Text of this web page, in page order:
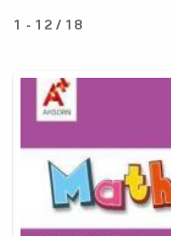
1 - 12 / 18